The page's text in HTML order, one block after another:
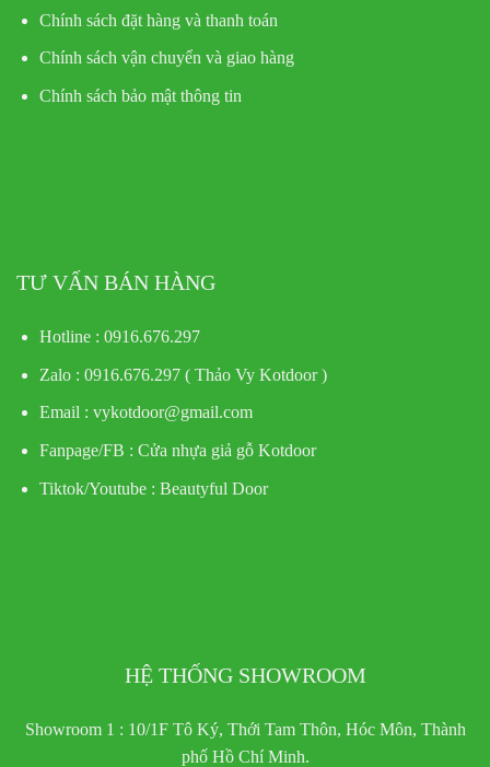
Chính sách đặt hàng và thanh toán
Chính sách vận chuyển và giao hàng
Chính sách bảo mật thông tin
TƯ VẤN BÁN HÀNG
Hotline : 0916.676.297
Zalo : 0916.676.297 ( Thảo Vy Kotdoor )
Email : vykotdoor@gmail.com
Fanpage/FB : Cửa nhựa giả gỗ Kotdoor
Tiktok/Youtube : Beautyful Door
HỆ THỐNG SHOWROOM
Showroom 1 : 10/1F Tô Ký, Thới Tam Thôn, Hóc Môn, Thành
phố Hồ Chí Minh.